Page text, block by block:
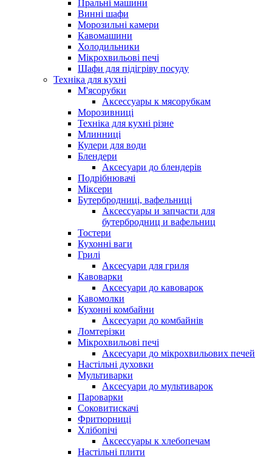
Пральні машини
Винні шафи
Морозильні камери
Кавомашини
Холодильники
Мікрохвильові печі
Шафи для підігріву посуду
Техніка для кухні
М'ясорубки
Аксессуары к мясорубкам
Морозивниці
Техніка для кухні різне
Млинниці
Кулери для води
Блендери
Аксесуари до блендерів
Подрібнювачі
Міксери
Бутербродниці, вафельниці
Аксессуары и запчасти для
бутербродниц и вафельниц
Тостери
Кухонні ваги
Грилі
Аксесуари для гриля
Кавоварки
Аксесуари до кавоварок
Кавомолки
Кухонні комбайни
Аксесуари до комбайнів
Ломтерізки
Мікрохвильові печі
Аксесуари до мікрохвильових печей
Настільні духовки
Мультиварки
Аксесуари до мультиварок
Пароварки
Соковитискачі
Фритюрниці
Хлібопічі
Аксессуары к хлебопечам
Настільні плити